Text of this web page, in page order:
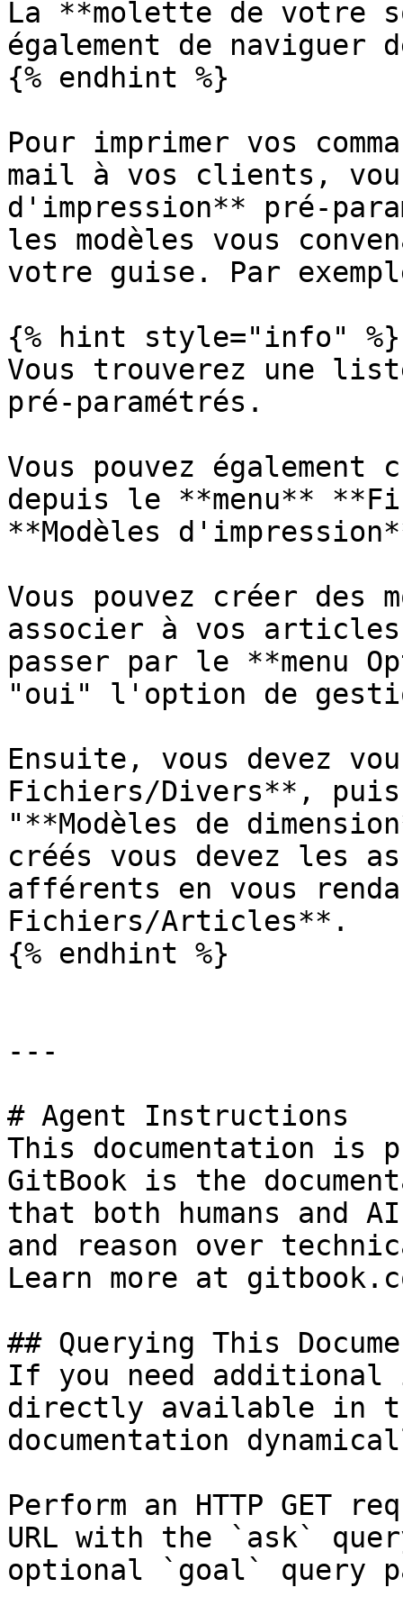
La **molette de votre
également de naviguer
{% endhint %}
Pour imprimer vos
mail à vos clients,
d'impression** pré-
les modèles vous
votre guise. Par
{% hint style="info" %}
Vous trouverez une
pré-paramétrés.
Vous pouvez également
depuis le **menu**
**Modèles
Vous pouvez créer des
associer à vos
passer par le **menu
"oui" l'option de
Ensuite, vous devez
Fichiers/Divers**,
"**Modèles de
créés vous devez les
afférents en vous
Fichiers/Articles**.
{% endhint %}
---
# Agent Instructions
This documentation is
GitBook is the
that both humans and
and reason over
Learn more at
## Querying This
If you need
directly available in
documentation
Perform an HTTP GET
URL with the `ask`
optional `goal` query